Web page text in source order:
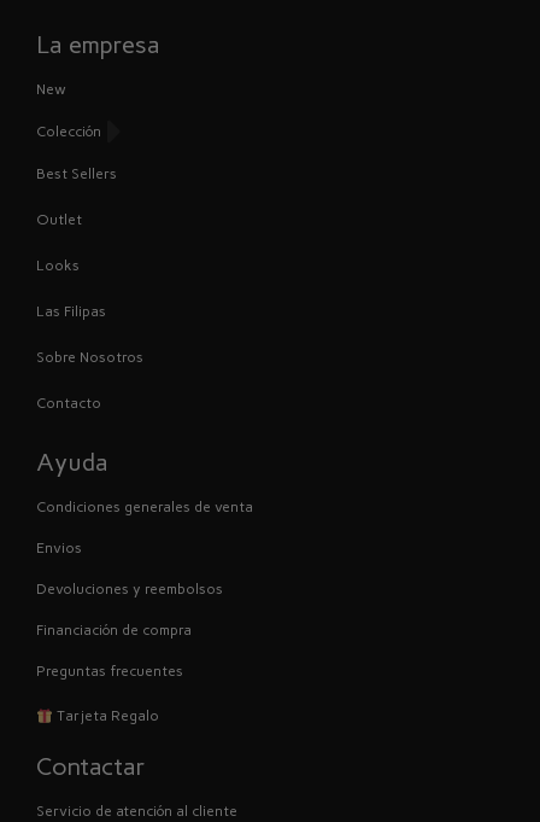
La empresa
New
Colección
Best Sellers
Outlet
Looks
Las Filipas
Sobre Nosotros
Contacto
Ayuda
Condiciones generales de venta
Envios
Devoluciones y reembolsos
Financiación de compra
Preguntas frecuentes
Tarjeta Regalo
Contactar
Servicio de atención al cliente